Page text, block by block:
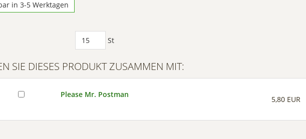
in 3-5 Werktagen
St
SIE DIESES PRODUKT ZUSAMMEN MIT:
Please Mr. Postman
5,80 EUR